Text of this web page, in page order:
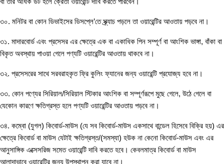
বা তার অধিক ডট হলে ক্রেতা ওয়ারেন্টি দাবি করতে পারবেন।
৩০. মনিটর বা কোন ডিভাইসের ডিসপ্লে’তে স্ক্র্যাচ পড়লে তা ওয়ারেন্টির আওতায় পড়বে না।
৩১. মাদারবোর্ড এবং প্রসেসর এর ক্ষেত্রে এক বা একাধিক পিন সম্পূর্ণ বা আংশিক ভাঙ্গা, বাঁকা বা
বিকৃত অবস্থায় পাওয়া গেলে পণ্যটি ওয়ারেন্টির আওতায় থাকবে না।
৩২. প্রসেসরের সাথে সরবরাহকৃত ফ্রি কুলিং ফ্যানের জন্য ওয়ারেন্টি প্রযোজ্য হবে না।
৩৩. কোন পণ্যের সিরিয়াল/সিরিয়াল স্টিকার আংশিক বা সম্পূর্ণরূপে মুছে গেলে, উঠে গেলে বা
যেকোন কারণে ক্ষতিগ্রস্ত হলে পণ্যটি ওয়ারেন্টির আওতায় পড়বে না।
৩৪. কম্বো (যুগল) কিবোর্ড-মাউস (যে সব কিবোর্ড-মাউস একসাথে বান্ডেল হিসেবে বিক্রি হয়) এর
ক্ষেত্রে কিবোর্ড বা মাউস যেটাই ক্ষতিগ্রস্ত/(সমস্যা) হউক না কেনো কিবোর্ড-মাউস এবং এর
আনুসাঙ্গিক এক্সেসরিজ সমেত ওয়ারেন্টি দাবি করতে হবে। কেবলমাত্র কিবোর্ড বা মাউস
আলাদাভাবে ওয়ারেন্টির জন্য উপস্থাপন করা যাবে না।